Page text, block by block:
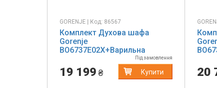
GORENJE | Код: 86567
Комплект Духова шафа
Gorenje
BO6737E02X+Варильна
поверхня електрична Gorenje
ECT41SC
Під замовлення
19 199 ₴ Купити 20